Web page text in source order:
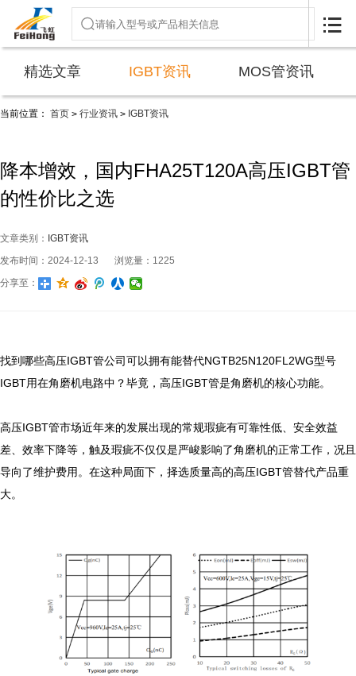

精选文章 IGBT资讯 MOS管资讯
当前位置： 首页 > 行业资讯 > IGBT资讯
降本增效，国内FHA25T120A高压IGBT管
的性价比之选
文章类别： IGBT资讯
发布时间：2024-12-13
浏览量：1225
分享至：
找到哪些高压IGBT管公司可以拥有能替代NGTB25N120FL2WG型号
IGBT用在角磨机电路中？毕竟，高压IGBT管是角磨机的核心功能。
高压IGBT管市场近年来的发展出现的常规瑕疵有可靠性低、安全效益
差、效率下降等，触及瑕疵不仅仅是严峻影响了角磨机的正常工作，况且
导向了维护费用。在这种局面下，择选质量高的高压IGBT管替代产品重
大。